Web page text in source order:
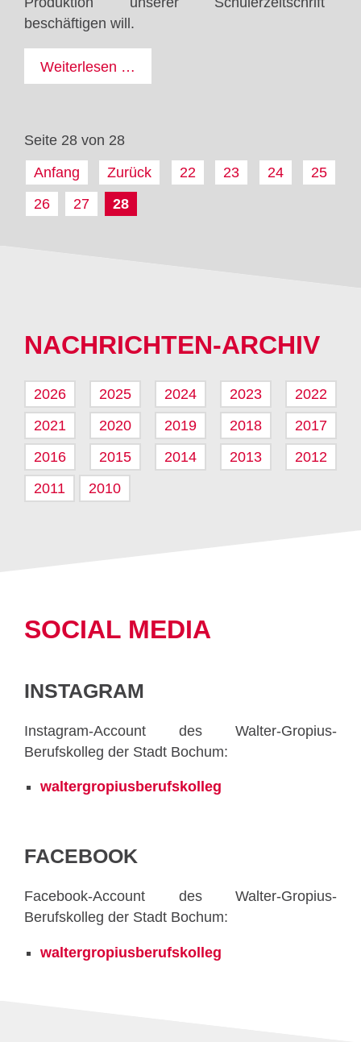
beschäftigen will.
Weiterlesen …
AG
Seite 28 von 28
Anfang
Zurück 22 23 24
25
26
27 28
NACHRICHTEN-ARCHIV
2026 2025 2024 2023
2022
2021
2020 2019 2018
2017
2016
2015 2014 2013
2012
2011
2010
SOCIAL MEDIA
INSTAGRAM
Instagram-Account des Walter-Gropius-
Berufskolleg der Stadt Bochum:
waltergropiusberufskolleg
FACEBOOK
Facebook-Account des Walter-Gropius-
Berufskolleg der Stadt Bochum:
waltergropiusberufskolleg